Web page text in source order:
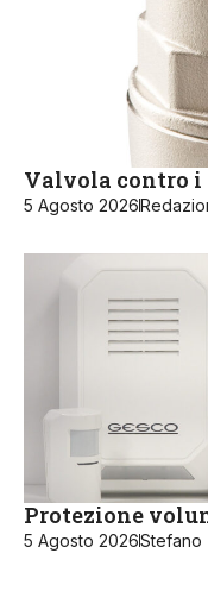
Valvola contro i
5 Agosto 2026
Protezione
5 Agosto 2026Stefano